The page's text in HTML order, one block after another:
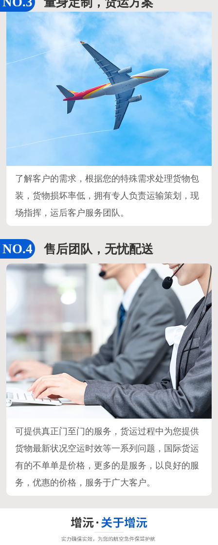
了解客户的需求，根据您的特殊需求处理货物包
装，货物损坏率低，拥有专人负责运输策划，现
场指挥，运后客户服务团队。
售后团队，无忧配送
可提供真正门至门的服务，货运过程中为您提供
货物最新状况空运时效等一系列问题，国际货运
有的不单单是价格，更多的是服务，以良好的服
务，优惠的价格，服务于广大客户。